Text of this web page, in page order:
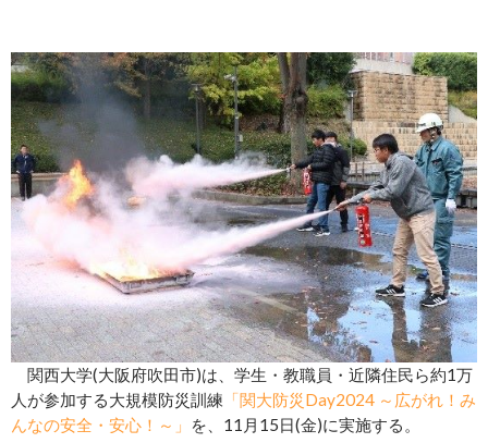
関西大学(大阪府吹田市)は、学生・教職員・近隣住民ら約1万
人が参加する大規模防災訓練 「関大防災Day2024 ～広がれ！み
んなの安全・安心！～」
を、11月15日(金)に実施する。